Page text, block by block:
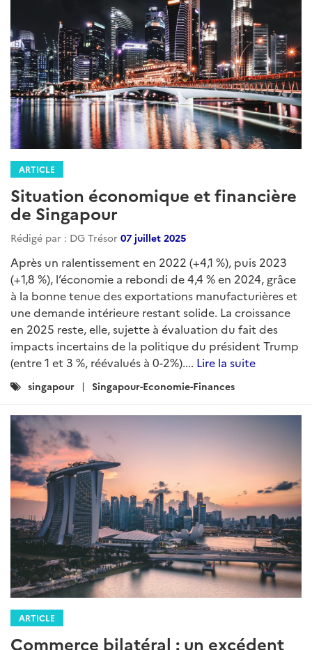
ARTICLE
Situation économique et financière
de Singapour
Rédigé par : DG Trésor 07 juillet 2025
Après un ralentissement en 2022 (+4,1 %), puis 2023
(+1,8 %), l’économie a rebondi de 4,4 % en 2024, grâce
à la bonne tenue des exportations manufacturières et
une demande intérieure restant solide. La croissance
en 2025 reste, elle, sujette à évaluation du fait des
impacts incertains de la politique du président Trump
(entre 1 et 3 %, réévalués à 0-2%).... Lire la suite
Catégories
singapour Singapour-Economie-Finances
ARTICLE
Commerce bilatéral : un excédent